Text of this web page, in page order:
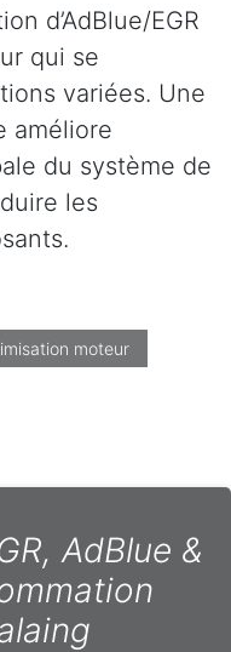
d’AdBlue/EGR
qui se
variées. Une
améliore
du système de
les
moteur
AdBlue &